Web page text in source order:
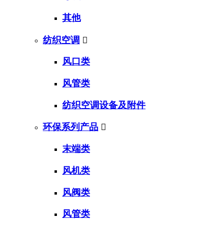
其他
纺织空调 
风口类
风管类
纺织空调设备及附件
环保系列产品 
末端类
风机类
风阀类
风管类